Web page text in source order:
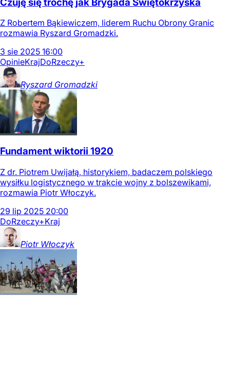
Z Robertem Bąkiewiczem, liderem Ruchu Obrony Granic
rozmawia Ryszard Gromadzki.
3 sie 2025 16:00
OpinieKrajDoRzeczy+
Ryszard Gromadzki
Fundament wiktorii 1920
Z dr. Piotrem Uwijałą, historykiem, badaczem polskiego
wysiłku logistycznego w trakcie wojny z bolszewikami,
rozmawia Piotr Włoczyk.
29 lip 2025 20:00
DoRzeczy+Kraj
Piotr Włoczyk